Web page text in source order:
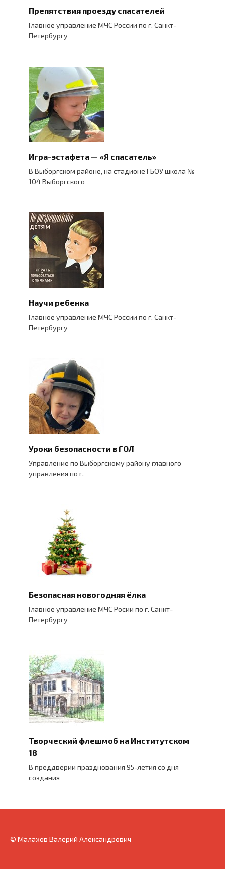
Препятствия проезду спасателей
Главное управление МЧС России по г. Санкт-
Петербургу
Игра-эстафета — «Я спасатель»
В Выборгском районе, на стадионе ГБОУ школа №
104 Выборгского
Научи ребенка
Главное управление МЧС России по г. Санкт-
Петербургу
Уроки безопасности в ГОЛ
Управление по Выборгскому району главного
управления по г.
Безопасная новогодняя ёлка
Главное управление МЧС Росии по г. Санкт-
Петербургу
Творческий флешмоб на Институтском
18
В преддверии празднования 95-летия со дня
создания
© Малахов Валерий Александрович